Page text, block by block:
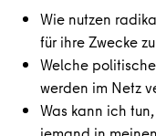
Wie nutzen
für ihre Zwecke
Welche
werden im Netz
Was kann ich